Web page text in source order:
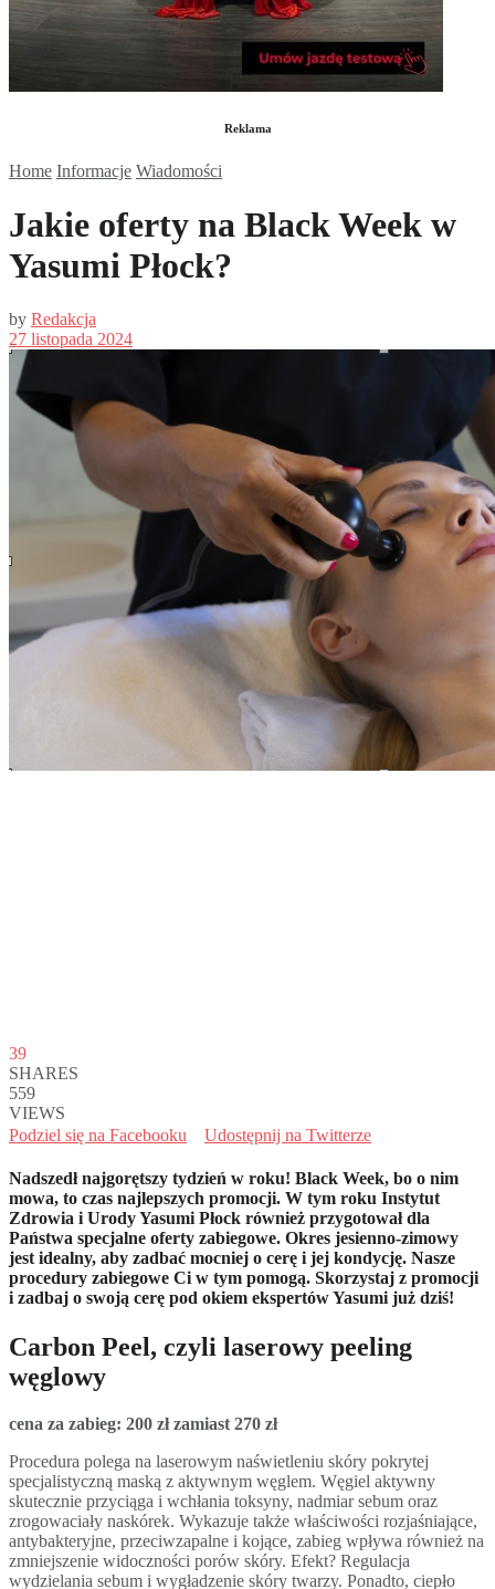
Reklama
Home Informacje Wiadomości
Jakie oferty na Black Week w
Yasumi Płock?
by Redakcja
27 listopada 2024
39
SHARES
559
VIEWS
Podziel się na Facebooku
Udostępnij na Twitterze
Nadszedł najgorętszy tydzień w roku! Black Week, bo o nim
mowa, to czas najlepszych promocji. W tym roku Instytut
Zdrowia i Urody Yasumi Płock również przygotował dla
Państwa specjalne oferty zabiegowe. Okres jesienno-zimowy
jest idealny, aby zadbać mocniej o cerę i jej kondycję. Nasze
procedury zabiegowe Ci w tym pomogą. Skorzystaj z promocji
i zadbaj o swoją cerę pod okiem ekspertów Yasumi już dziś!
Carbon Peel, czyli laserowy peeling
węglowy
cena za zabieg: 200 zł zamiast 270 zł
Procedura polega na laserowym naświetleniu skóry pokrytej
specjalistyczną maską z aktywnym węglem. Węgiel aktywny
skutecznie przyciąga i wchłania toksyny, nadmiar sebum oraz
zrogowaciały naskórek. Wykazuje także właściwości rozjaśniające,
antybakteryjne, przeciwzapalne i kojące, zabieg wpływa również na
zmniejszenie widoczności porów skóry. Efekt? Regulacja
wydzielania sebum i wygładzenie skóry twarzy. Ponadto, ciepło